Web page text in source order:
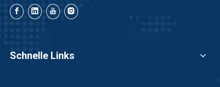
Die Bedeutung von zusammengesetzten
Schnelle Links